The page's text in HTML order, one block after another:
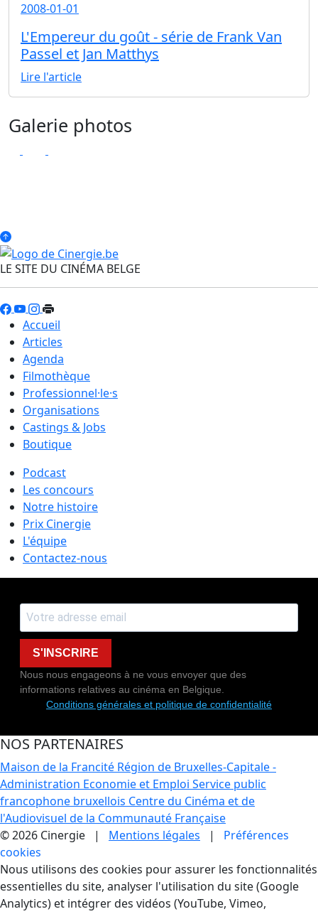
2008-01-01
L'Empereur du goût - série de Frank Van
Passel et Jan Matthys
Lire l'article
Galerie photos
LE SITE DU CINÉMA BELGE
Accueil
Articles
Agenda
Filmothèque
Professionnel·le·s
Organisations
Castings & Jobs
Boutique
Podcast
Les concours
Notre histoire
Prix Cinergie
L'équipe
Contactez-nous
S'INSCRIRE
Nous nous engageons à ne vous envoyer que des
informations relatives au cinéma en Belgique.
Conditions générales et politique de confidentialité
NOS PARTENAIRES
Maison de la Francité Région de Bruxelles-Capitale -
Administration Economie et Emploi Service public
francophone bruxellois Centre du Cinéma et de
l'Audiovisuel de la Communauté Française
© 2026 Cinergie | Mentions légales | Préférences
cookies
Gestion des Cookies
Nous utilisons des cookies pour assurer les fonctionnalités
essentielles du site, analyser l'utilisation du site (Google
Analytics) et intégrer des vidéos (YouTube, Vimeo,